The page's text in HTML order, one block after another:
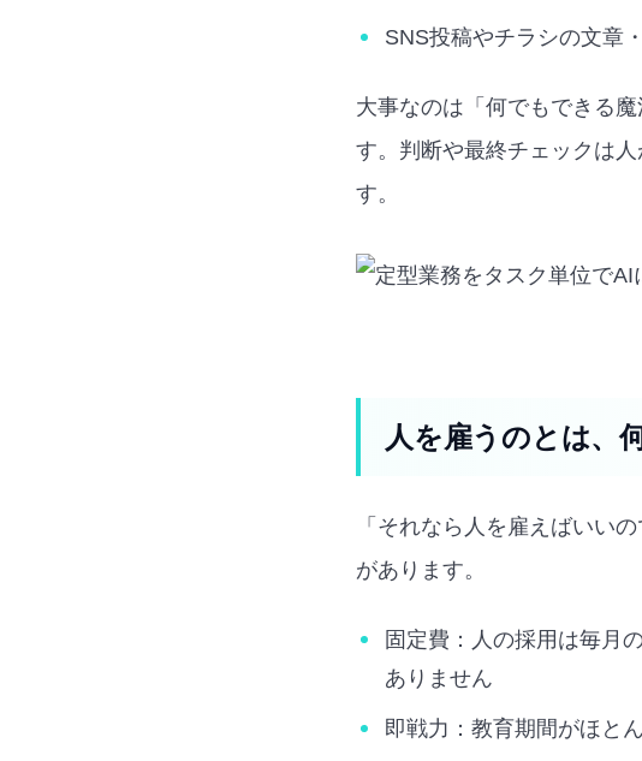
SNS投稿やチラシの文章
大事なのは「何でもできる
す。判断や最終チェックは
す。
人を雇うのとは、
「それなら人を雇えばいい
があります。
固定費：人の採用は毎月
ありません
即戦力：教育期間がほと